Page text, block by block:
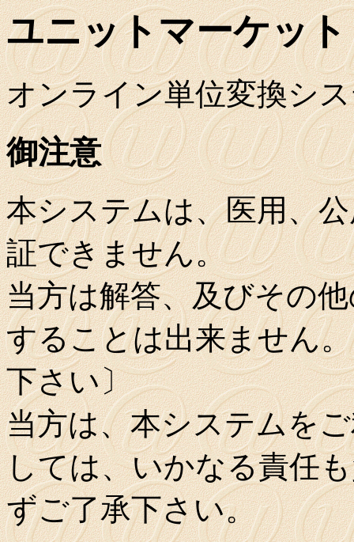
ユニットマーケット
オンライン単位変換シ
御注意
本システムは、医用、
証できません。
当方は解答、及びその
することは出来ません
下さい〕
当方は、本システムを
しては、いかなる責任
ずご了承下さい。